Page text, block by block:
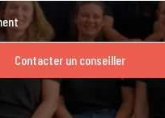
Contacter un conseiller